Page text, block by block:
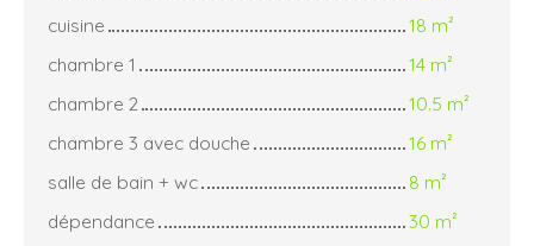
cuisine
18 m²
chambre 1
14 m²
chambre 2
10.5 m²
chambre 3 avec douche
16 m²
salle de bain + wc
8 m²
dépendance
30 m²